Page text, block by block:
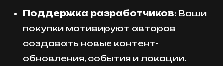
Поддержка разработчиков: Ваши
покупки мотивируют авторов
создавать новые контент-
обновления, события и локации.